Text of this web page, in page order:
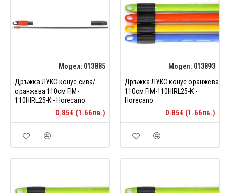
Модел: 013885
Дръжка ЛУКС конус сива/
оранжева 110см FIM-
110HIRL25-K - Horecano
0.85€ (1.66лв.)
Модел: 013893
Дръжка ЛУКС конус оранжева
110см FIM-110HIRL25-K -
Horecano
0.85€ (1.66лв.)